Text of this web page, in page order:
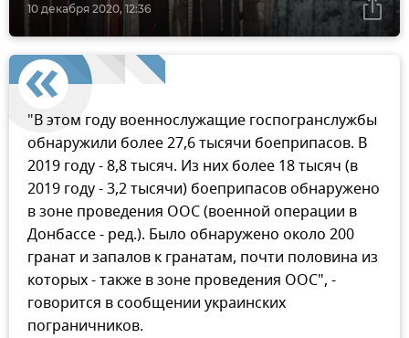
10 декабря 2020, 12:36
"В этом году военнослужащие госпогранслужбы
обнаружили более 27,6 тысячи боеприпасов. В
2019 году - 8,8 тысяч. Из них более 18 тысяч (в
2019 году - 3,2 тысячи) боеприпасов обнаружено
в зоне проведения ООС (военной операции в
Донбассе - ред.). Было обнаружено около 200
гранат и запалов к гранатам, почти половина из
которых - также в зоне проведения ООС", -
говорится в сообщении украинских
пограничников.